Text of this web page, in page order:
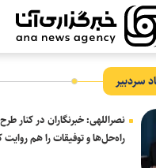
سردبیر
نصراللهی: خبرنگاران در کنار
راه‌حل‌ها و توفیقات را هم روایت